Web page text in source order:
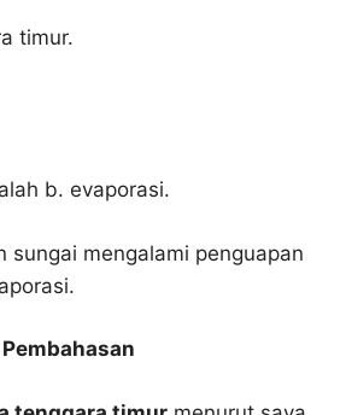
timur.
b. evaporasi.
sungai mengalami penguapan